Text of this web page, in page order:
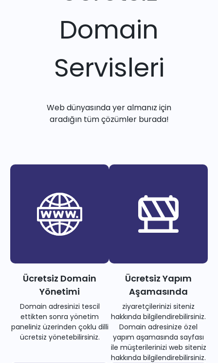
Domain
Servisleri
Web dünyasında yer almanız için
aradığın tüm çözümler burada!
Ücretsiz Domain
Yönetimi
Domain adresinizi tescil
ettikten sonra yönetim
paneliniz üzerinden çoklu dilli
ücretsiz yönetebilirsiniz.
Ücretsiz Yapım
Aşamasında
ziyaretçilerinizi siteniz
hakkında bilgilendirebilirsiniz.
Domain adresinize özel
yapım aşamasında sayfası
ile müşterilerinizi web siteniz
hakkında bilgilendirebilirsiniz.